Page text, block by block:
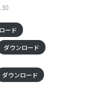
ード
ダウンロード
ダウンロード